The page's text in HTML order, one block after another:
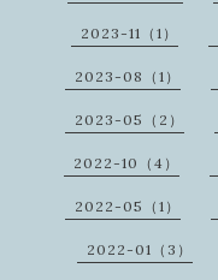
2023-11（1）
2023-08（1）
2023-05（2）
2022-10（4）
2022-05（1）
2022-01（3）